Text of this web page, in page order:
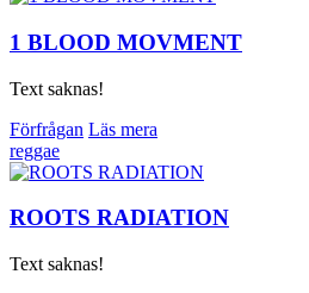
1 BLOOD MOVMENT
Text saknas!
Förfrågan Läs mera
reggae
ROOTS RADIATION
Text saknas!